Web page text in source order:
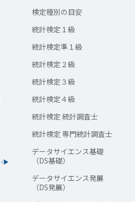
検定種別の目安
統計検定１級
統計検定準１級
統計検定２級
統計検定３級
統計検定４級
統計検定 統計調査士
統計検定 専門統計調査士
データサイエンス基礎
（DS基礎）
データサイエンス発展
（DS発展）